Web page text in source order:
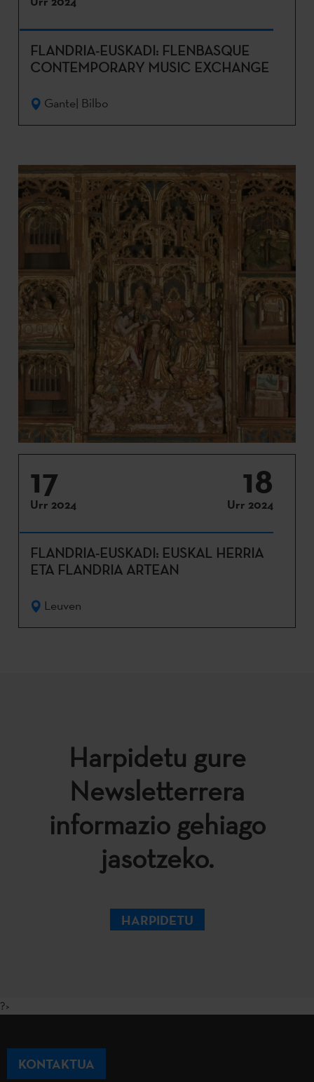
FLANDRIA-EUSKADI: FLENBASQUE
CONTEMPORARY MUSIC EXCHANGE
Gante| Bilbo
17
Urr 2024
18
Urr 2024
FLANDRIA-EUSKADI: EUSKAL HERRIA
ETA FLANDRIA ARTEAN
Leuven
Harpidetu gure
Newsletterrera
informazio gehiago
jasotzeko.
HARPIDETU
?>
KONTAKTUA